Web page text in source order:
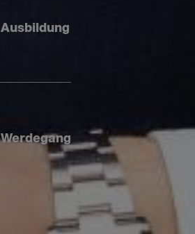
Ausbildung
Werdegang